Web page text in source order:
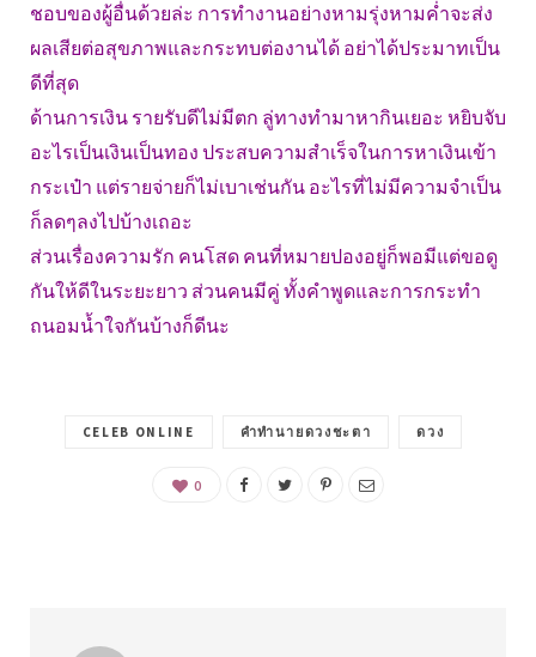
ชอบของผู้อื่นด้วยล่ะ การทำงานอย่างหามรุ่งหามค่ำจะส่ง
ผลเสียต่อสุขภาพและกระทบต่องานได้ อย่าได้ประมาทเป็น
ดีที่สุด
ด้านการเงิน รายรับดีไม่มีตก ลู่ทางทำมาหากินเยอะ หยิบจับ
อะไรเป็นเงินเป็นทอง ประสบความสำเร็จในการหาเงินเข้า
กระเป๋า แต่รายจ่ายก็ไม่เบาเช่นกัน อะไรที่ไม่มีความจำเป็น
ก็ลดๆลงไปบ้างเถอะ
ส่วนเรื่องความรัก คนโสด คนที่หมายปองอยู่ก็พอมีแต่ขอดู
กันให้ดีในระยะยาว ส่วนคนมีคู่ ทั้งคำพูดและการกระทำ
ถนอมน้ำใจกันบ้างก็ดีนะ
CELEB ONLINE คำทำนายดวงชะตา ดวง
0